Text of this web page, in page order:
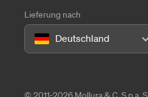
Lieferung nach
Deutschland